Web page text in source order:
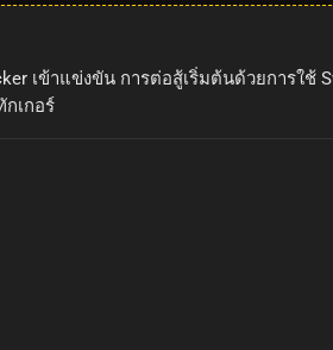
เข้าแข่งขัน การต่อสู้เริ่มต้นด้วยการใช้
เกอร์